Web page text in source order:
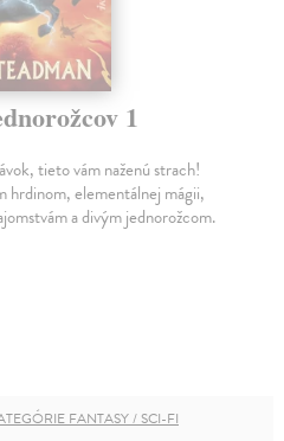
1
tieto vám naženú strach!
hrdinom, elementálnej mágii,
a divým jednorožcom.
FANTASY / SCI-FI